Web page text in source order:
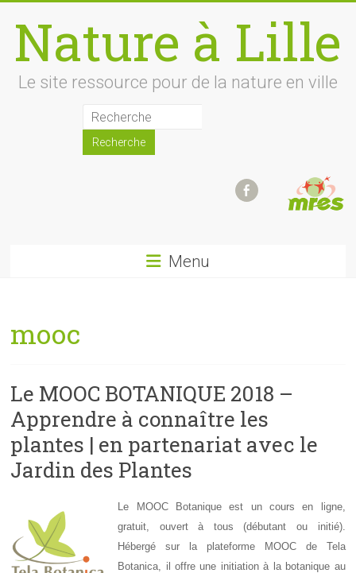
content
Nature à Lille
Le site ressource pour de la nature en ville
Menu
mooc
Le MOOC BOTANIQUE 2018 –
Apprendre à connaître les
plantes | en partenariat avec le
Jardin des Plantes
Le MOOC Botanique est un cours en ligne,
gratuit, ouvert à tous (débutant ou initié).
Hébergé sur la plateforme MOOC de Tela
Botanica, il offre une initiation à la botanique au